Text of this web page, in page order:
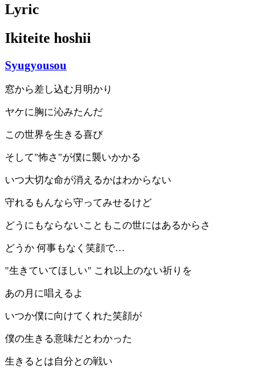
Lyric
Ikiteite hoshii
Syugyousou
窓から差し込む月明かり
ヤケに胸に沁みたんだ
この世界を生きる喜び
そして"怖さ"が僕に襲いかかる
いつ大切な命が消えるかはわからない
守れるもんなら守ってみせるけど
どうにもならないこともこの世にはあるからさ
どうか 何事もなく笑顔で…
"生きていてほしい" これ以上のない祈りを
あの月に唱えるよ
いつか僕に向けてくれた笑顔が
僕の生きる意味だとわかった
生きるとは自分との戦い